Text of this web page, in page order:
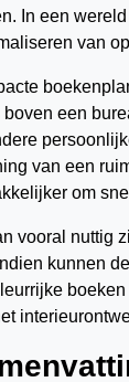
In een
van
boven een
van een
om
vooral nuttig
kunnen